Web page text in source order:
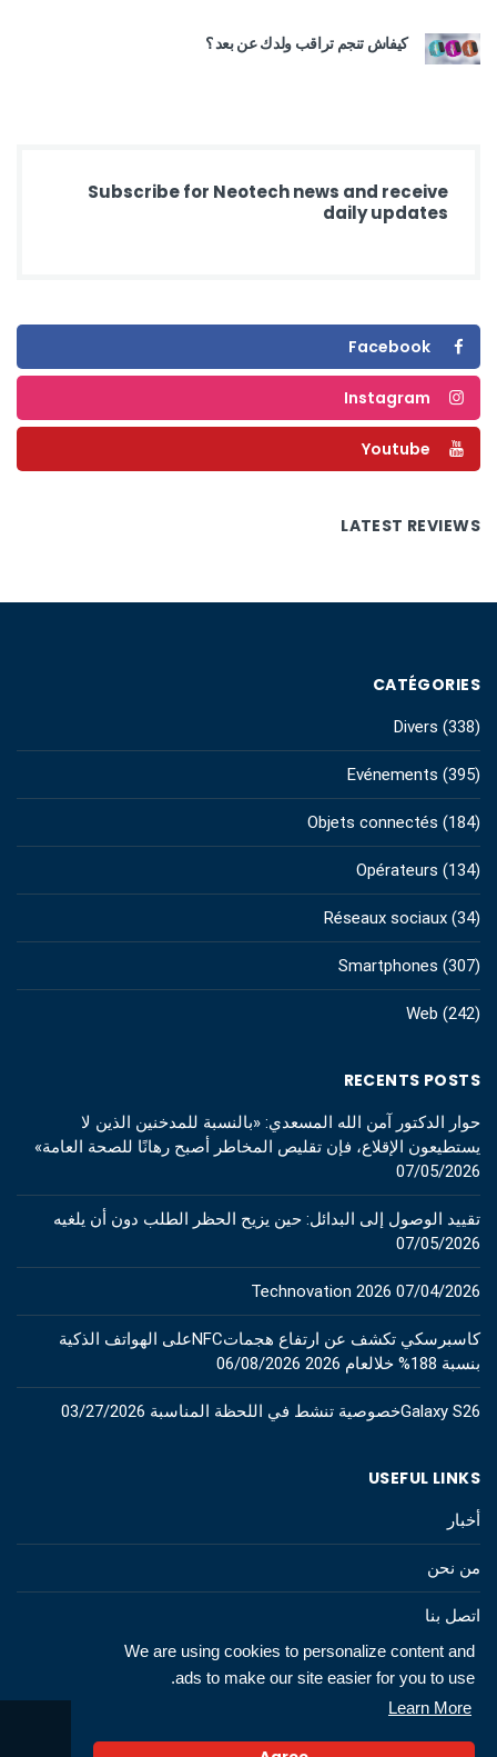
We are using cookies to personalize content and
ads to make our site easier for you to use.
Learn More
كيفاش تنجم تراقب ولدك عن بعد ؟
Subscribe for Neotech news and receive
daily updates
Facebook
Instagram
Youtube
LATEST REVIEWS
CATÉGORIES
Divers (338)
Evénements (395)
Objets connectés (184)
Opérateurs (134)
Réseaux sociaux (34)
Smartphones (307)
Web (242)
RECENTS POSTS
حوار الدكتور آمن الله المسعدي: «بالنسبة للمدخنين الذين لا
يستطيعون الإقلاع، فإن تقليص المخاطر أصبح رهانًا للصحة العامة»
07/05/2026
تقييد الوصول إلى البدائل: حين يزيح الحظر الطلب دون أن يلغيه
07/05/2026
Technovation 2026 07/04/2026
كاسبرسكي تكشف عن ارتفاع هجماتNFCعلى الهواتف الذكية
بنسبة 188% خلالعام 2026
06/08/2026
Galaxy S26خصوصية تنشط في اللحظة المناسبة 03/27/2026
USEFUL LINKS
أخبار
من نحن
اتصل بنا
© 2026 All rights to technews.tn